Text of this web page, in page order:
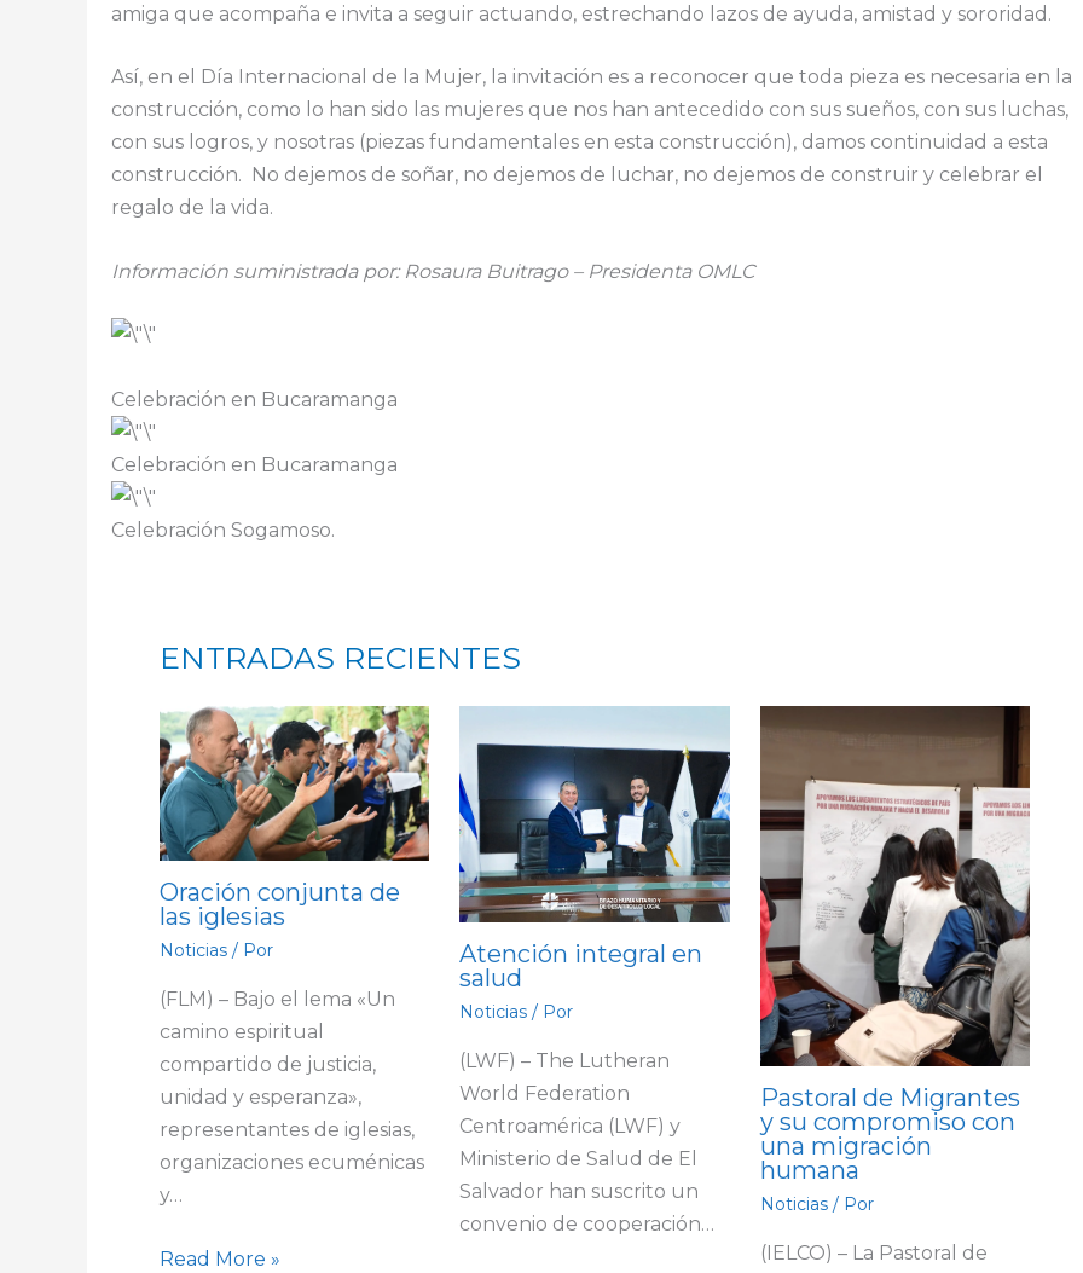
amiga que acompaña e invita a seguir actuando, estrechando lazos de ayuda, amistad y sororidad.
Así, en el Día Internacional de la Mujer, la invitación es a reconocer que toda pieza es necesaria en la
construcción, como lo han sido las mujeres que nos han antecedido con sus sueños, con sus luchas,
con sus logros, y nosotras (piezas fundamentales en esta construcción), damos continuidad a esta
construcción. No dejemos de soñar, no dejemos de luchar, no dejemos de construir y celebrar el
regalo de la vida.
Información suministrada por: Rosaura Buitrago – Presidenta OMLC
Celebración en Bucaramanga
Celebración en Bucaramanga
Celebración Sogamoso.
ENTRADAS RECIENTES
Oración conjunta de
las iglesias
Noticias / Por
(FLM) – Bajo el lema «Un
camino espiritual
compartido de justicia,
unidad y esperanza»,
representantes de iglesias,
organizaciones ecuménicas
y…
Read More »
Atención integral en
salud
Noticias / Por
(LWF) – The Lutheran
World Federation
Centroamérica (LWF) y
Ministerio de Salud de El
Salvador han suscrito un
convenio de cooperación…
Pastoral de Migrantes
y su compromiso con
una migración
humana
Noticias/ Por
(IELCO) – La Pastoral de